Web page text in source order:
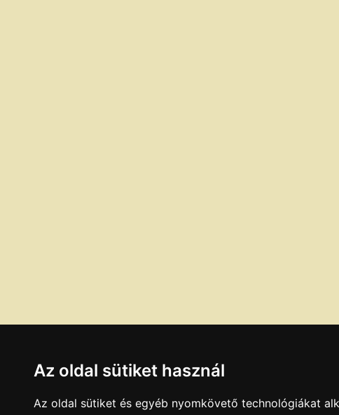
Az oldal sütiket használ
Az oldal sütiket és egyéb nyomkövető technológiákat